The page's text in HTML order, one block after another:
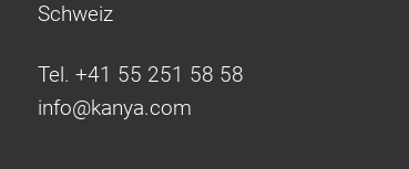
Schweiz
Tel. +41 55 251 58 58
info@kanya.com